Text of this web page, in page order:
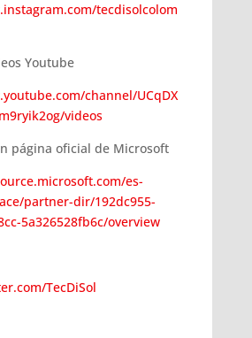
tecdisolcolom
Youtube
channel/UCqDX
videos
página oficial de Microsoft
es-
partner-dir/192dc955-
5a326528fb6c/overview
TecDiSol